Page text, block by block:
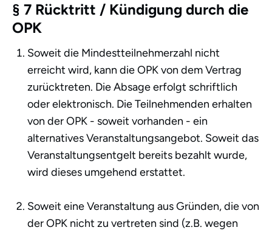
§ 7 Rücktritt / Kündigung durch die
OPK
Soweit die Mindestteilnehmerzahl nicht
erreicht wird, kann die OPK von dem Vertrag
zurücktreten. Die Absage erfolgt schriftlich
oder elektronisch. Die Teilnehmenden erhalten
von der OPK - soweit vorhanden - ein
alternatives Veranstaltungsangebot. Soweit das
Veranstaltungsentgelt bereits bezahlt wurde,
wird dieses umgehend erstattet.
Soweit eine Veranstaltung aus Gründen, die von
der OPK nicht zu vertreten sind (z.B. wegen